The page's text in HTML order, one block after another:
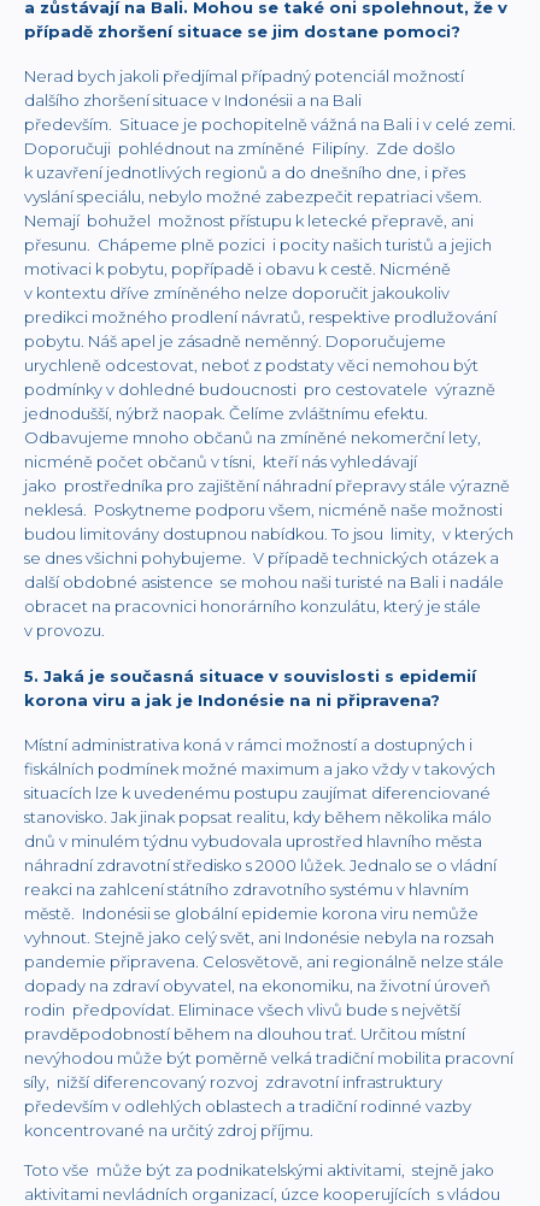
a zůstávají na Bali. Mohou se také oni spolehnout, že v
případě zhoršení situace se jim dostane pomoci?
Nerad bych jakoli předjímal případný potenciál možností
dalšího zhoršení situace v Indonésii a na Bali
především. Situace je pochopitelně vážná na Bali i v celé zemi.
Doporučuji pohlédnout na zmíněné Filipíny. Zde došlo
k uzavření jednotlivých regionů a do dnešního dne, i přes
vyslání speciálu, nebylo možné zabezpečit repatriaci všem.
Nemají bohužel možnost přístupu k letecké přepravě, ani
přesunu. Chápeme plně pozici i pocity našich turistů a jejich
motivaci k pobytu, popřípadě i obavu k cestě. Nicméně
v kontextu dříve zmíněného nelze doporučit jakoukoliv
predikci možného prodlení návratů, respektive prodlužování
pobytu. Náš apel je zásadně neměnný. Doporučujeme
urychleně odcestovat, neboť z podstaty věci nemohou být
podmínky v dohledné budoucnosti pro cestovatele výrazně
jednodušší, nýbrž naopak. Čelíme zvláštnímu efektu.
Odbavujeme mnoho občanů na zmíněné nekomerční lety,
nicméně počet občanů v tísni, kteří nás vyhledávají
jako prostředníka pro zajištění náhradní přepravy stále výrazně
neklesá. Poskytneme podporu všem, nicméně naše možnosti
budou limitovány dostupnou nabídkou. To jsou limity, v kterých
se dnes všichni pohybujeme. V případě technických otázek a
další obdobné asistence se mohou naši turisté na Bali i nadále
obracet na pracovnici honorárního konzulátu, který je stále
v provozu.
5. Jaká je současná situace v souvislosti s epidemií
korona viru a jak je Indonésie na ni připravena?
Místní administrativa koná v rámci možností a dostupných i
fiskálních podmínek možné maximum a jako vždy v takových
situacích lze k uvedenému postupu zaujímat diferenciované
stanovisko. Jak jinak popsat realitu, kdy během několika málo
dnů v minulém týdnu vybudovala uprostřed hlavního města
náhradní zdravotní středisko s 2000 lůžek. Jednalo se o vládní
reakci na zahlcení státního zdravotního systému v hlavním
městě. Indonésii se globální epidemie korona viru nemůže
vyhnout. Stejně jako celý svět, ani Indonésie nebyla na rozsah
pandemie připravena. Celosvětově, ani regionálně nelze stále
dopady na zdraví obyvatel, na ekonomiku, na životní úroveň
rodin předpovídat. Eliminace všech vlivů bude s největší
pravděpodobností během na dlouhou trať. Určitou místní
nevýhodou může být poměrně velká tradiční mobilita pracovní
síly, nižší diferencovaný rozvoj zdravotní infrastruktury
především v odlehlých oblastech a tradiční rodinné vazby
koncentrované na určitý zdroj příjmu.
Toto vše může být za podnikatelskými aktivitami, stejně jako
aktivitami nevládních organizací, úzce kooperujících s vládou